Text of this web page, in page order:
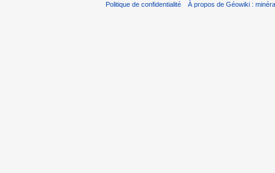
Politique de confidentialité À propos de Géowiki :